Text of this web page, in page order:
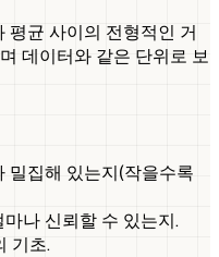
평균 사이의 전형적인 거
데이터와 같은 단위로 보
밀집해 있는지(작을수록
나 신뢰할 수 있는지.
기초.